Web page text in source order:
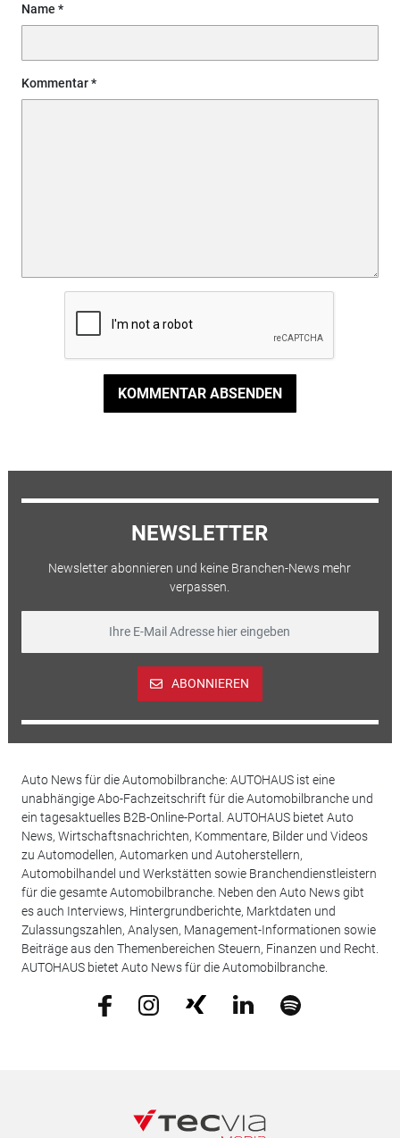
Name
Kommentar
KOMMENTAR ABSENDEN
NEWSLETTER
Newsletter abonnieren und keine Branchen-News mehr
verpassen.
ABONNIEREN
Auto News für die Automobilbranche: AUTOHAUS ist eine
unabhängige Abo-Fachzeitschrift für die Automobilbranche und
ein tagesaktuelles B2B-Online-Portal. AUTOHAUS bietet Auto
News, Wirtschaftsnachrichten, Kommentare, Bilder und Videos
zu Automodellen, Automarken und Autoherstellern,
Automobilhandel und Werkstätten sowie Branchendienstleistern
für die gesamte Automobilbranche. Neben den Auto News gibt
es auch Interviews, Hintergrundberichte, Marktdaten und
Zulassungszahlen, Analysen, Management-Informationen sowie
Beiträge aus den Themenbereichen Steuern, Finanzen und Recht.
AUTOHAUS bietet Auto News für die Automobilbranche.